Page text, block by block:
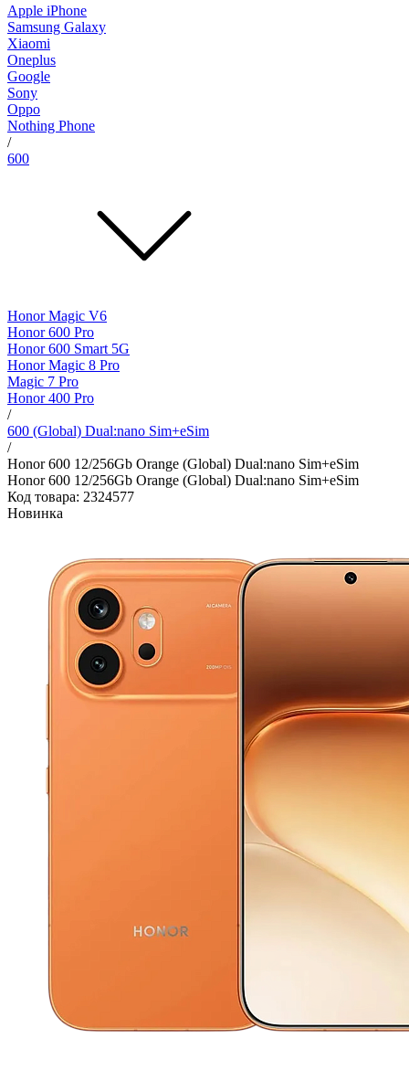
Apple iPhone
Samsung Galaxy
Xiaomi
Oneplus
Google
Sony
Oppo
Nothing Phone
/
600
Honor Magic V6
Honor 600 Pro
Honor 600 Smart 5G
Honor Magic 8 Pro
Magic 7 Pro
Honor 400 Pro
/
600 (Global) Dual:nano Sim+eSim
/
Honor 600 12/256Gb Orange (Global) Dual:nano Sim+eSim
Honor 600 12/256Gb Orange (Global) Dual:nano Sim+eSim
Код товара: 2324577
Новинка